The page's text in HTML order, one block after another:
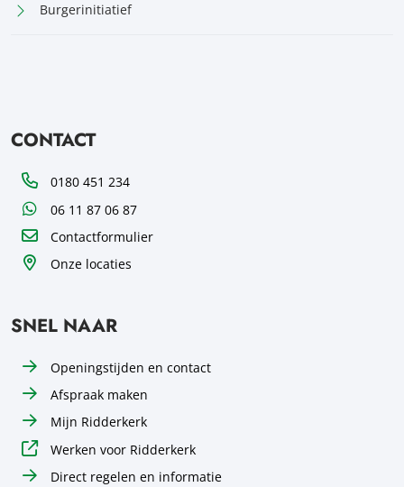
Burgerinitiatief
CONTACT
Telefoon0180 451 234
WhatsApp06 11 87 06 87
Contactformulier
Onze locaties
SNEL NAAR
Openingstijden en contact
Afspraak maken
Mijn Ridderkerk
Werken voor Ridderkerk
Direct regelen en informatie